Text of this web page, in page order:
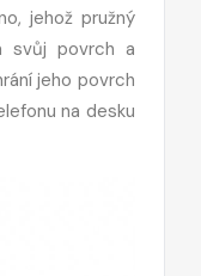
jehož pružný
svůj povrch a
jeho povrch
na desku